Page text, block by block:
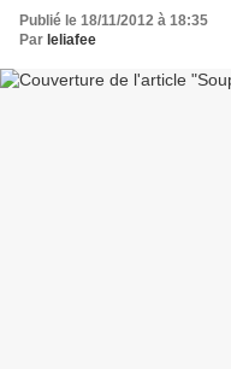
Publié le 18/11/2012 à 18:35
Par leliafee